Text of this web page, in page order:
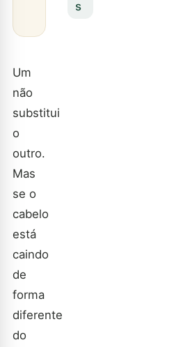
s
Um
não
substitui
o
outro.
Mas
se o
cabelo
está
caindo
de
forma
diferente
do